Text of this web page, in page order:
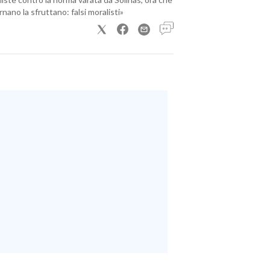
la sfruttano: falsi moralisti»